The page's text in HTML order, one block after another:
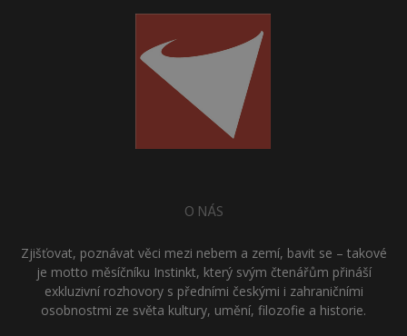
O NÁS
Zjišťovat, poznávat věci mezi nebem a zemí, bavit se – takové
je motto měsíčníku Instinkt, který svým čtenářům přináší
exkluzivní rozhovory s předními českými i zahraničními
osobnostmi ze světa kultury, umění, filozofie a historie.